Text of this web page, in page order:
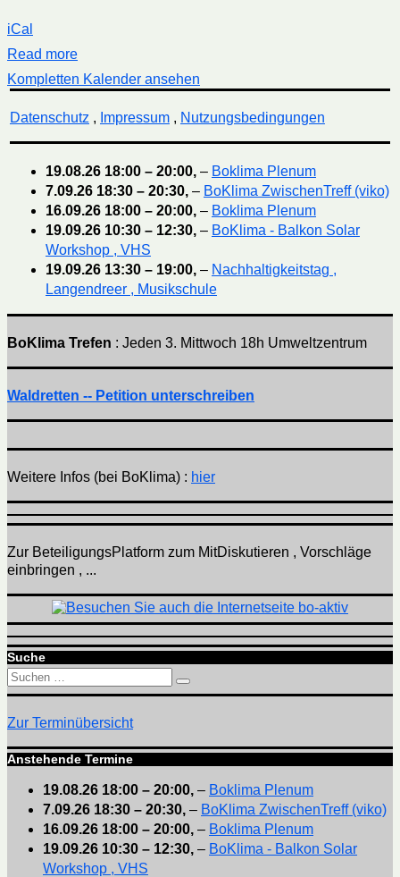
iCal
Read more
Kompletten Kalender ansehen
Datenschutz , Impressum, Nutzungsbedingungen
19.08.26 18:00 – 20:00, – Boklima Plenum
7.09.26 18:30 – 20:30, – BoKlima ZwischenTreff (viko)
16.09.26 18:00 – 20:00, – Boklima Plenum
19.09.26 10:30 – 12:30, – BoKlima - Balkon Solar
Workshop , VHS
19.09.26 13:30 – 19:00, – Nachhaltigkeitstag ,
Langendreer , Musikschule
BoKlima Trefen : Jeden 3. Mittwoch 18h Umweltzentrum
Waldretten -- Petition unterschreiben
Weitere Infos (bei BoKlima) : hier
Zur BeteiligungsPlatform zum MitDiskutieren , Vorschläge
einbringen , ...
Suche
Suchen
nach:
Suchen
Zur Terminübersicht
Anstehende Termine
19.08.26 18:00 – 20:00, – Boklima Plenum
7.09.26 18:30 – 20:30, – BoKlima ZwischenTreff (viko)
16.09.26 18:00 – 20:00, – Boklima Plenum
19.09.26 10:30 – 12:30, – BoKlima - Balkon Solar
Workshop , VHS